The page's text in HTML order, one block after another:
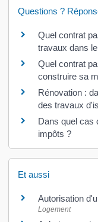
Questions ?
Quel contrat
travaux dans
Quel contrat
construire sa
Rénovation :
des travaux
Dans quel cas
impôts ?
Et aussi
Autorisation
Logement